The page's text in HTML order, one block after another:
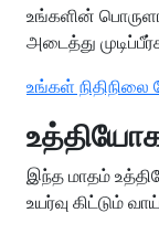
உங்களின்
அடைத்து
உங்கள் நிதிநிலை
இந்த மாதம்
உயர்வு கிட்டும்